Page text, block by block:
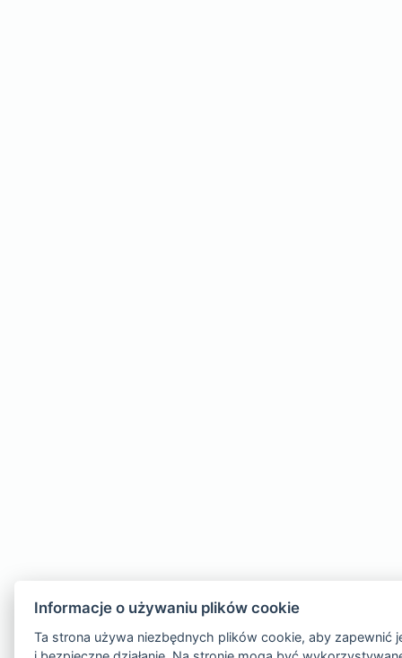
Informacje o używaniu plików cookie
Ta strona używa niezbędnych plików cookie, aby zapewnić